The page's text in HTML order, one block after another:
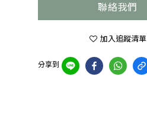
聯絡我們
加入追蹤清單
分享到